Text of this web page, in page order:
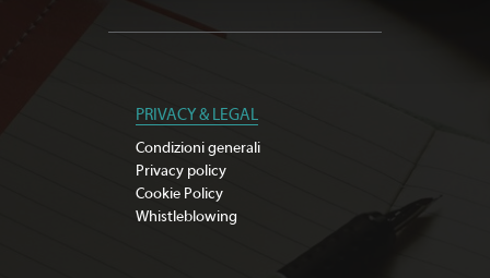
PRIVACY & LEGAL
Condizioni generali
Privacy policy
Cookie Policy
Whistleblowing